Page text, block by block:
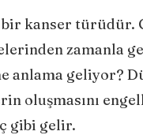
bir kanser
zamanla
anlama
oluşmasını
gibi gelir.